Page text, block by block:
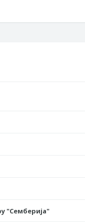
"Семберија"